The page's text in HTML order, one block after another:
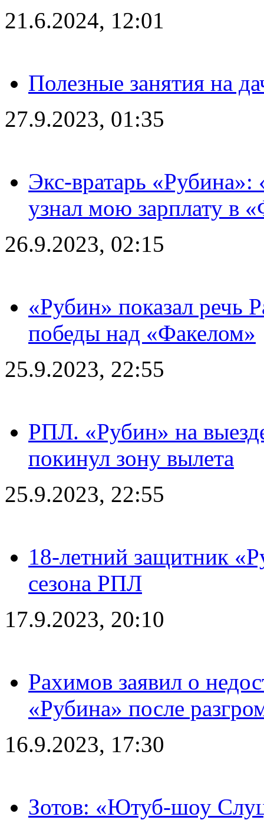
21.6.2024, 12:01
Полезные занятия на
27.9.2023, 01:35
Экс-вратарь «Рубина»:
узнал мою зарплату в
26.9.2023, 02:15
«Рубин» показал речь
победы над «Факелом»
25.9.2023, 22:55
РПЛ. «Рубин» на
покинул зону вылета
25.9.2023, 22:55
18-летний защитник
сезона РПЛ
17.9.2023, 20:10
Рахимов заявил о
«Рубина» после
16.9.2023, 17:30
Зотов: «Ютуб-шоу